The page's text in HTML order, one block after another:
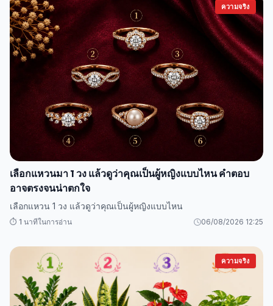
ความจริง
เลือกแหวนมา 1 วง แล้วดูว่าคุณเป็นผู้หญิงแบบไหน คำตอบ
อาจตรงจนน่าตกใจ
เลือกแหวน 1 วง แล้วดูว่าคุณเป็นผู้หญิงแบบไหน
⏱️ 1 นาทีในการอ่าน 06/08/2026 12:25
ความจริง